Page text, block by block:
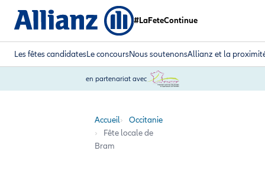
#LaFeteContinue
Les fêtes candidatesLe concoursNous soutenonsAllianz et la
en partenariat avec
Accueil
Occitanie
Fête locale de
Bram